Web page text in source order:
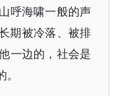
呼海啸一般的声
期被冷落、被排
一边的，社会是